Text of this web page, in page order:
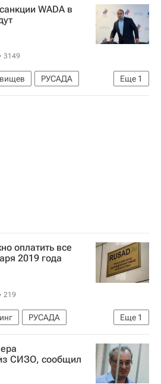
WADA в
3149
Еще 1
РУСАДА
агентство (WADA)
оплатить все
2019 года
219
Еще 1
РУСАДА
агентство (WADA)
СИЗО, сообщил